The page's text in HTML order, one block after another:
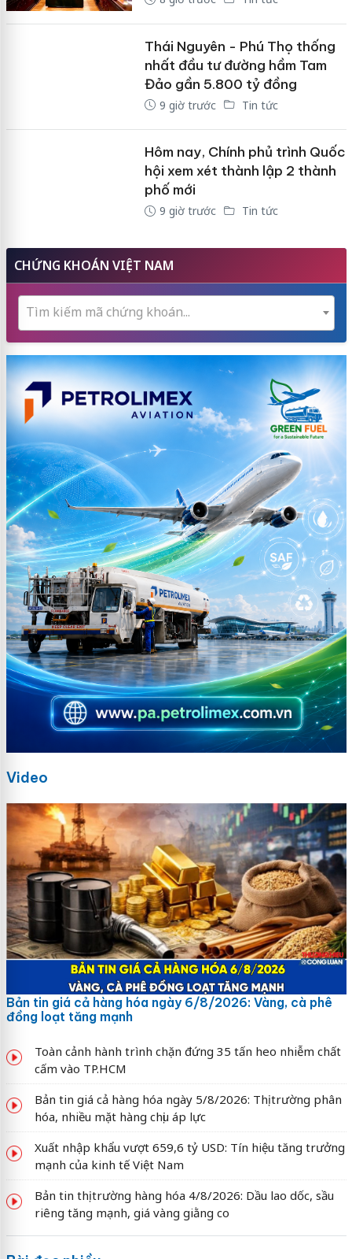
Thái Nguyên - Phú Thọ thống
nhất đầu tư đường hầm Tam
Đảo gần 5.800 tỷ đồng
9 giờ trước Tin tức
Hôm nay, Chính phủ trình Quốc
hội xem xét thành lập 2 thành
phố mới
9 giờ trước Tin tức
CHỨNG KHOÁN VIỆT NAM
Tìm kiếm mã chứng khoán...
Video
Bản tin giá cả hàng hóa ngày 6/8/2026: Vàng, cà phê
đồng loạt tăng mạnh
Toàn cảnh hành trình chặn đứng 35 tấn heo nhiễm chất
cấm vào TP.HCM
Bản tin giá cả hàng hóa ngày 5/8/2026: Thị trường phân
hóa, nhiều mặt hàng chịu áp lực
Xuất nhập khẩu vượt 659,6 tỷ USD: Tín hiệu tăng trưởng
mạnh của kinh tế Việt Nam
Bản tin thị trường hàng hóa 4/8/2026: Dầu lao dốc, sầu
riêng tăng mạnh, giá vàng giằng co